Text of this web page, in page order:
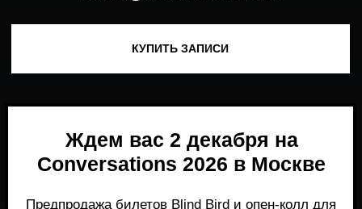
ПОДПИСАТЬСЯ НА НОВОСТИ